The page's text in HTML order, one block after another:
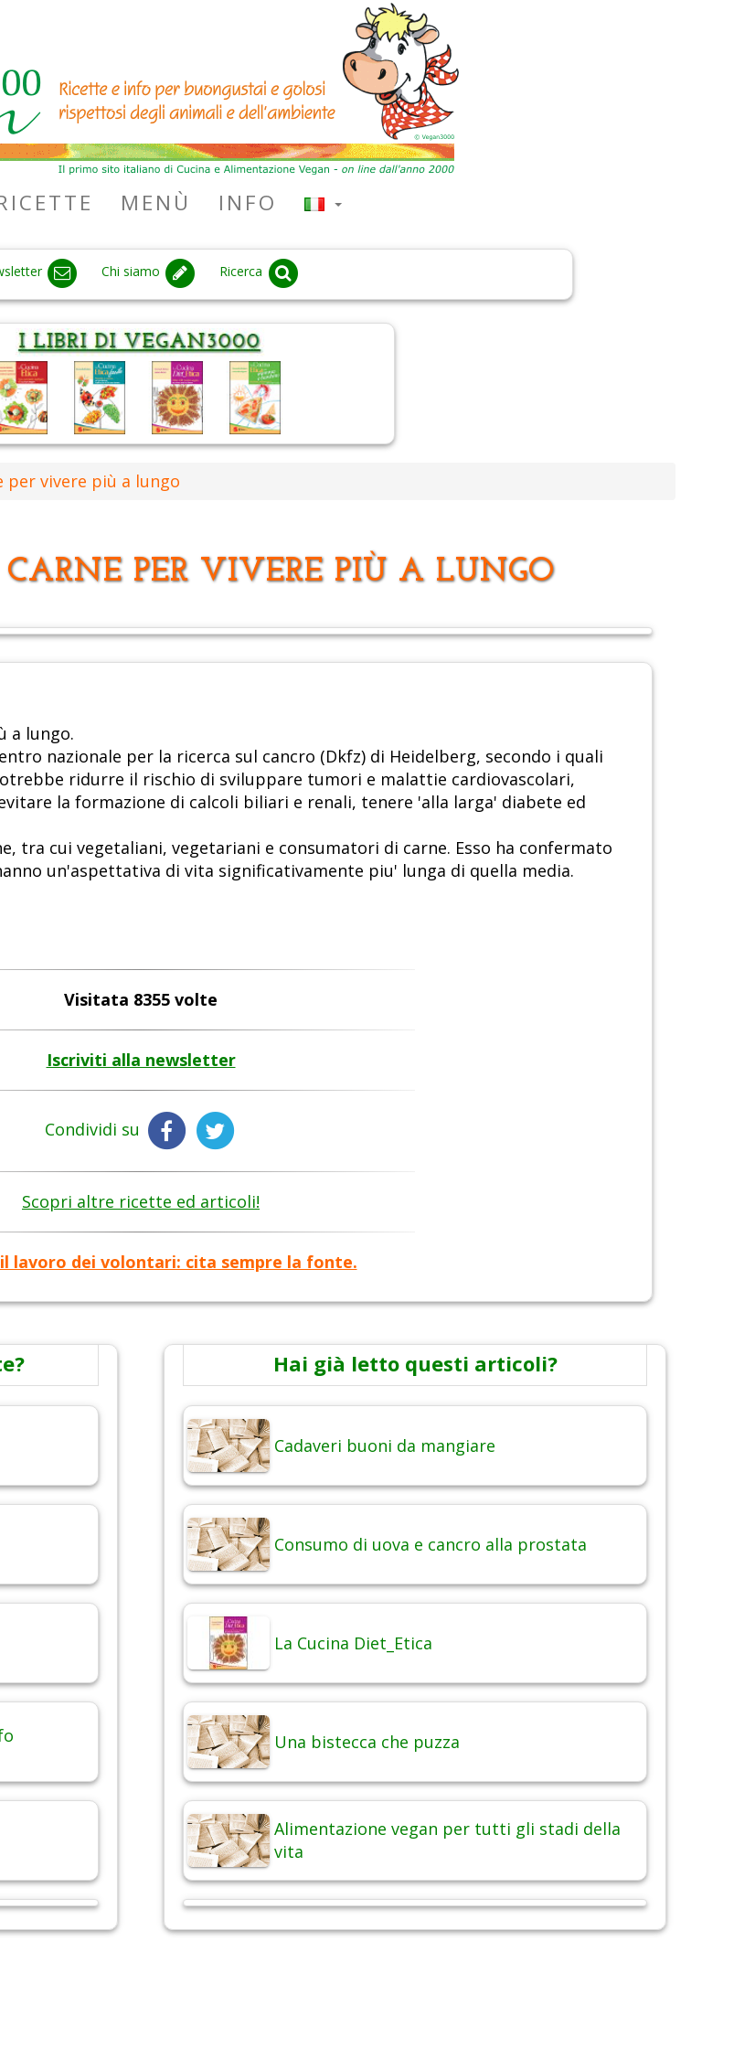
MENÙ INFO
Chi siamo Ricerca
per vivere più a lungo
PER VIVERE PIÙ A LUNGO
a lungo.
nazionale per la ricerca sul cancro (Dkfz) di Heidelberg, secondo i quali
ridurre il rischio di sviluppare tumori e malattie cardiovascolari,
la formazione di calcoli biliari e renali, tenere 'alla larga' diabete ed
tra cui vegetaliani, vegetariani e consumatori di carne. Esso ha confermato
un'aspettativa di vita significativamente piu' lunga di quella media.
Visitata 8355 volte
Iscriviti alla newsletter
Condividi su
Scopri altre ricette ed articoli!
lavoro dei volontari: cita sempre la fonte.
Hai già letto questi articoli?
Cadaveri buoni da mangiare
Consumo di uova e cancro alla prostata
La Cucina Diet_Etica
Una bistecca che puzza
Alimentazione vegan per tutti gli stadi della
vita